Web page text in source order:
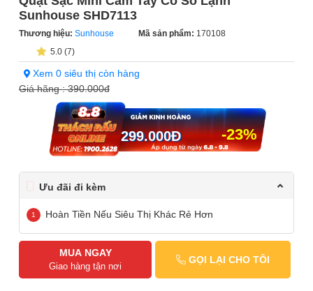
Sunhouse SHD7113
Thương hiệu: Sunhouse Mã sản phẩm: 170108
5.0 (7)
Xem 0 siêu thị còn hàng
Giá hãng :390.000đ
-23%
299.000Đ
Ưu đãi đi kèm
Hoàn Tiền Nếu Siêu Thị Khác Rẻ Hơn
MUA NGAY
Giao hàng tận nơi
GỌI LẠI CHO TÔI